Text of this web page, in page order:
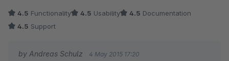
4.5 Functionality 4.5 Usability 4.5 Documentation
4.5 Support
by Andreas Schulz 4 May 2015 17:20